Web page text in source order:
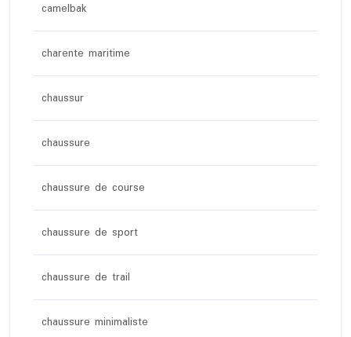
camelbak
charente maritime
chaussur
chaussure
chaussure de course
chaussure de sport
chaussure de trail
chaussure minimaliste